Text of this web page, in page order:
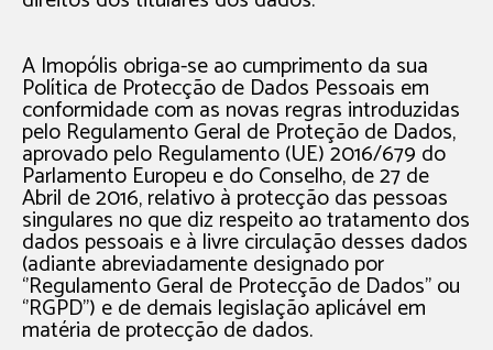
A Imopólis obriga-se ao cumprimento da sua
Política de Protecção de Dados Pessoais em
conformidade com as novas regras introduzidas
pelo Regulamento Geral de Proteção de Dados,
aprovado pelo Regulamento (UE) 2016/679 do
Parlamento Europeu e do Conselho, de 27 de
Abril de 2016, relativo à protecção das pessoas
singulares no que diz respeito ao tratamento dos
dados pessoais e à livre circulação desses dados
(adiante abreviadamente designado por
‘’Regulamento Geral de Protecção de Dados’’ ou
‘’RGPD’’) e de demais legislação aplicável em
matéria de protecção de dados.